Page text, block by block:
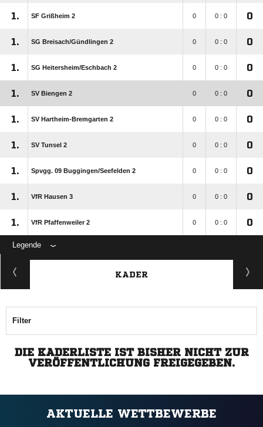
1. SF Grißheim 2 0 0 : 0 0
1. SG Breisach/​Gündlingen 2 0 0 : 0 0
1. SG Heitersheim/​Eschbach 2 0 0 : 0 0
1. SV Biengen 2 0 0 : 0 0
1. SV Hartheim-Bremgarten 2 0 0 : 0 0
1. SV Tunsel 2 0 0 : 0 0
1. Spvgg. 09 Buggingen/​Seefelden 2 0 0 : 0 0
1. VfR Hausen 3 0 0 : 0 0
1. VfR Pfaffenweiler 2 0 0 : 0 0
Legende
KADER
Filter
DIE KADERLISTE IST BISHER NICHT ZUR
VERÖFFENTLICHUNG FREIGEGEBEN.
AKTUELLE WETTBEWERBE